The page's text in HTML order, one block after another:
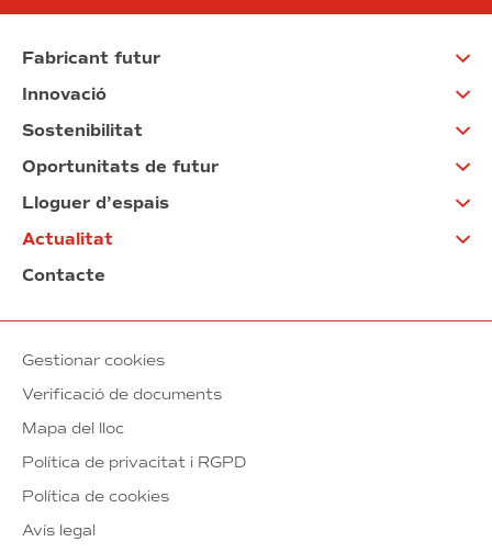
Fabricant futur
Innovació
Sostenibilitat
Oportunitats de futur
Lloguer d’espais
Actualitat
Contacte
Gestionar cookies
Verificació de documents
Mapa del lloc
Política de privacitat i RGPD
Política de cookies
Avís legal